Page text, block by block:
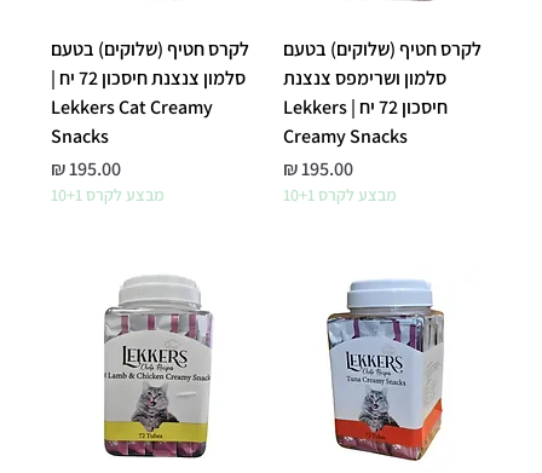
לקרס חטיף (שלוקים) בטעם
סלמון ושרימפס צנצנת
חיסכון 72 יח | Lekkers
Creamy Snacks
מחיר
מבצע לקרס 10+1
לקרס חטיף (שלוקים) בטעם
סלמון צנצנת חיסכון 72 יח |
Lekkers Cat Creamy
Snacks
מחיר
מבצע לקרס 10+1